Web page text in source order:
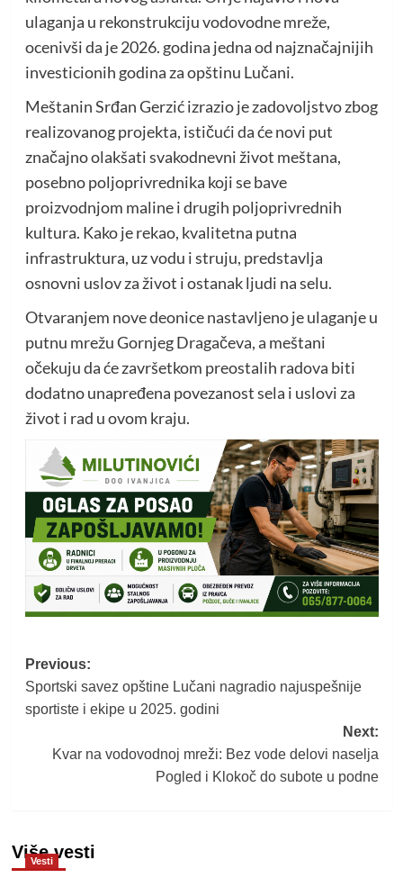
ulaganja u rekonstrukciju vodovodne mreže,
ocenivši da je 2026. godina jedna od najznačajnijih
investicionih godina za opštinu Lučani.
Meštanin Srđan Gerzić izrazio je zadovoljstvo zbog
realizovanog projekta, ističući da će novi put
značajno olakšati svakodnevni život meštana,
posebno poljoprivrednika koji se bave
proizvodnjom maline i drugih poljoprivrednih
kultura. Kako je rekao, kvalitetna putna
infrastruktura, uz vodu i struju, predstavlja
osnovni uslov za život i ostanak ljudi na selu.
Otvaranjem nove deonice nastavljeno je ulaganje u
putnu mrežu Gornjeg Dragačeva, a meštani
očekuju da će završetkom preostalih radova biti
dodatno unapređena povezanost sela i uslovi za
život i rad u ovom kraju.
Post
navigation
Previous:
Sportski savez opštine Lučani nagradio najuspešnije
sportiste i ekipe u 2025. godini
Next:
Kvar na vodovodnoj mreži: Bez vode delovi naselja
Pogled i Klokoč do subote u podne
Više vesti
Vesti